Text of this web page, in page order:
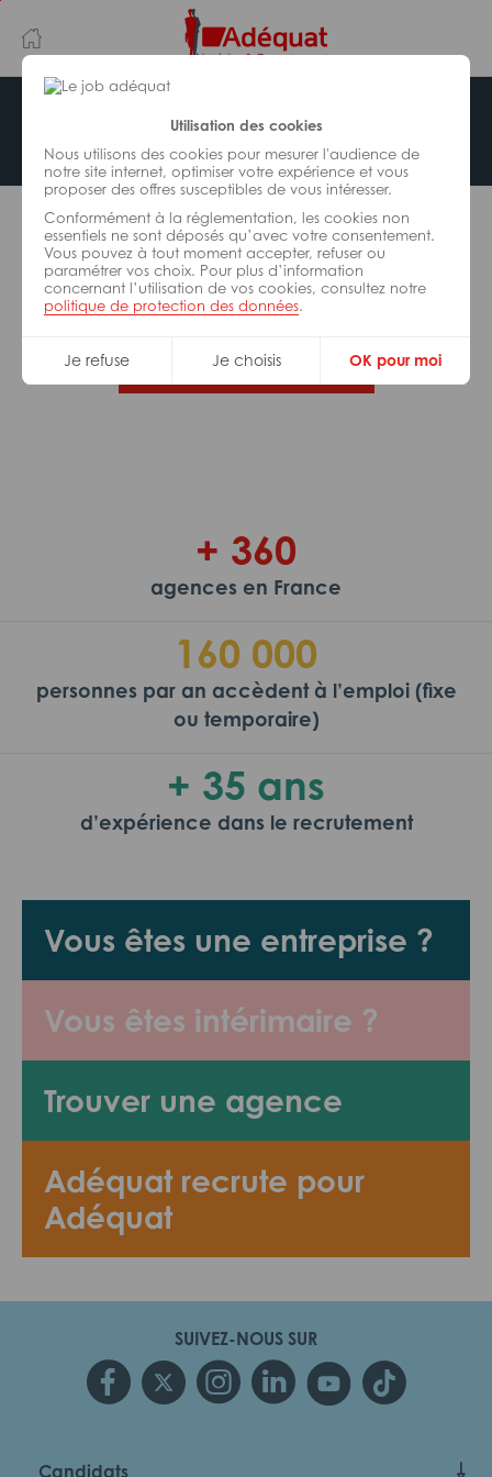
Utilisation des cookies
Nous utilisons des cookies pour mesurer l'audience de
notre site internet, optimiser votre expérience et vous
proposer des offres susceptibles de vous intéresser.
Conformément à la réglementation, les cookies non
essentiels ne sont déposés qu’avec votre consentement.
Vous pouvez à tout moment accepter, refuser ou
paramétrer vos choix. Pour plus d’information
concernant l’utilisation de vos cookies, consultez notre
politique de protection des données.
Je refuse Je choisis OK pour moi
au
contenu
principal
navigation
Offre indisponible
L’offre d’emploi que vous tentez de consulter n’est
plus disponible.
De nombreuses autres missions peuvent vous
correspondre, consultez toutes nos offres.
Trouvez votre job Adéquat !
Vous êtes une entreprise ?
Vous êtes intérimaire ?
Trouver une agence
Adéquat recrute pour
Adéquat
+ 360
agences en France
160 000
personnes par an accèdent à l’emploi (fixe
ou temporaire)
+ 35 ans
d’expérience dans le recrutement
SUIVEZ-NOUS SUR
Candidats